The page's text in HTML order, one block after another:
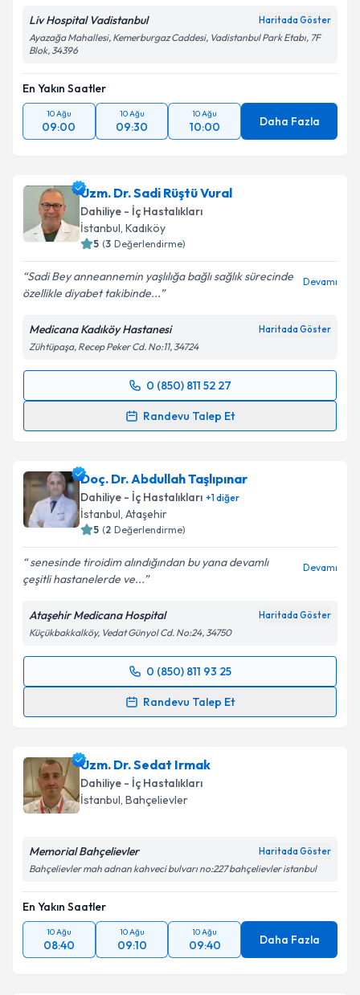
Liv Hospital Vadistanbul Haritada Göster
Ayazağa Mahallesi, Kemerburgaz Caddesi, Vadistanbul Park Etabı, 7F
Blok, 34396
En Yakın Saatler
10 Ağu
09:00
10 Ağu
09:30
10 Ağu
10:00 Daha Fazla
Uzm. Dr. Sadi Rüştü Vural
Dahiliye - İç Hastalıkları
İstanbul, Kadıköy
5 (3 Değerlendirme)
Sadi Bey anneannemin yaşlılığa bağlı sağlık sürecinde
özellikle diyabet takibinde...
Devamı
Medicana Kadıköy Hastanesi Haritada Göster
Zühtüpaşa, Recep Peker Cd. No:11, 34724
0 (850) 811 52 27
Randevu Talep Et
Randevu Takvimi Talebi
takvim hazırlandığında e-posta ile bilgilendireceğiz.
E-posta Adresiniz
kapsamda işlenmesini kabul ediyorum.
Takvim Talebini Gönder
Doç. Dr. Abdullah Taşlıpınar
Dahiliye - İç Hastalıkları +1diğer
İstanbul, Ataşehir
5 (2 Değerlendirme)
senesinde tiroidim alındığından bu yana devamlı
çeşitli hastanelerde ve...
Devamı
Ataşehir Medicana Hospital Haritada Göster
Küçükbakkalköy, Vedat Günyol Cd. No:24, 34750
0 (850) 811 93 25
Randevu Talep Et
Randevu Takvimi Talebi
için bir takvim hazırlandığında e-posta ile
bilgilendireceğiz.
E-posta Adresiniz
Kişisel verilerimin işlenmesine ilişkinAydınlatma
Metni
kapsamda işlenmesini kabul ediyorum.
Uzm. Dr. Sedat Irmak
Dahiliye - İç Hastalıkları
İstanbul, Bahçelievler
Memorial Bahçelievler Haritada Göster
Bahçelievler mah adnan kahveci bulvarı no:227 bahçelievler istanbul
En Yakın Saatler
10 Ağu
08:40
10 Ağu
09:10
10 Ağu
09:40 Daha Fazla